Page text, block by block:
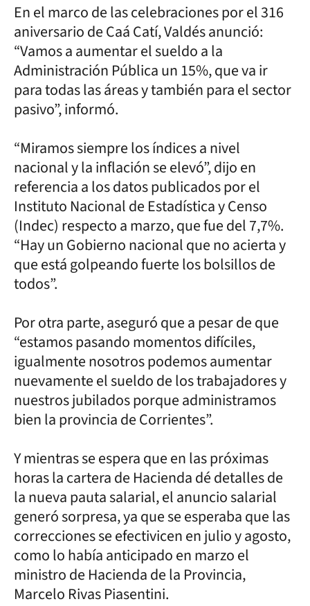
En el marco de las celebraciones por el 316
aniversario de Caá Catí, Valdés anunció:
“Vamos a aumentar el sueldo a la
Administración Pública un 15%, que va ir
para todas las áreas y también para el sector
pasivo”, informó.
“Miramos siempre los índices a nivel
nacional y la inflación se elevó”, dijo en
referencia a los datos publicados por el
Instituto Nacional de Estadística y Censo
(Indec) respecto a marzo, que fue del 7,7%.
“Hay un Gobierno nacional que no acierta y
que está golpeando fuerte los bolsillos de
todos”.
Por otra parte, aseguró que a pesar de que
“estamos pasando momentos difíciles,
igualmente nosotros podemos aumentar
nuevamente el sueldo de los trabajadores y
nuestros jubilados porque administramos
bien la provincia de Corrientes”.
Y mientras se espera que en las próximas
horas la cartera de Hacienda dé detalles de
la nueva pauta salarial, el anuncio salarial
generó sorpresa, ya que se esperaba que las
correcciones se efectivicen en julio y agosto,
como lo había anticipado en marzo el
ministro de Hacienda de la Provincia,
Marcelo Rivas Piasentini.